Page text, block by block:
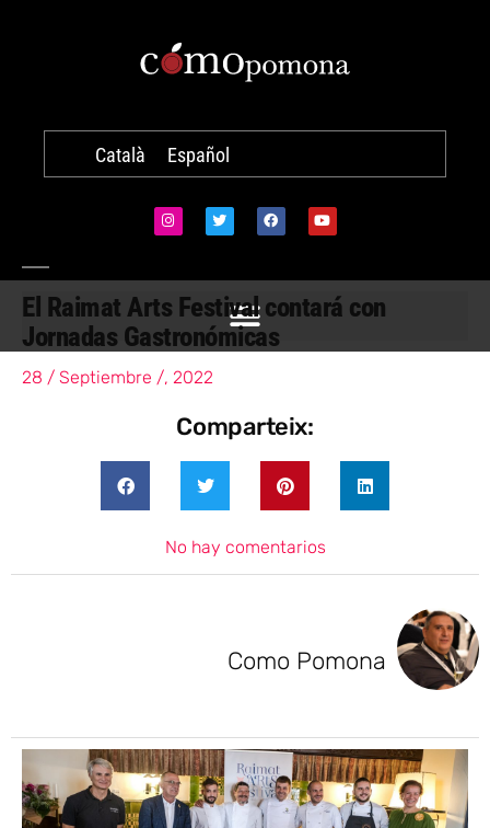
Català Español
El Raimat Arts Festival contará con
Jornadas Gastronómicas
28 / Septiembre /, 2022
Comparteix:
No hay comentarios
Como Pomona